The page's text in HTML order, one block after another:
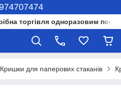
торгівля одноразовим
Кришки для паперових стаканів